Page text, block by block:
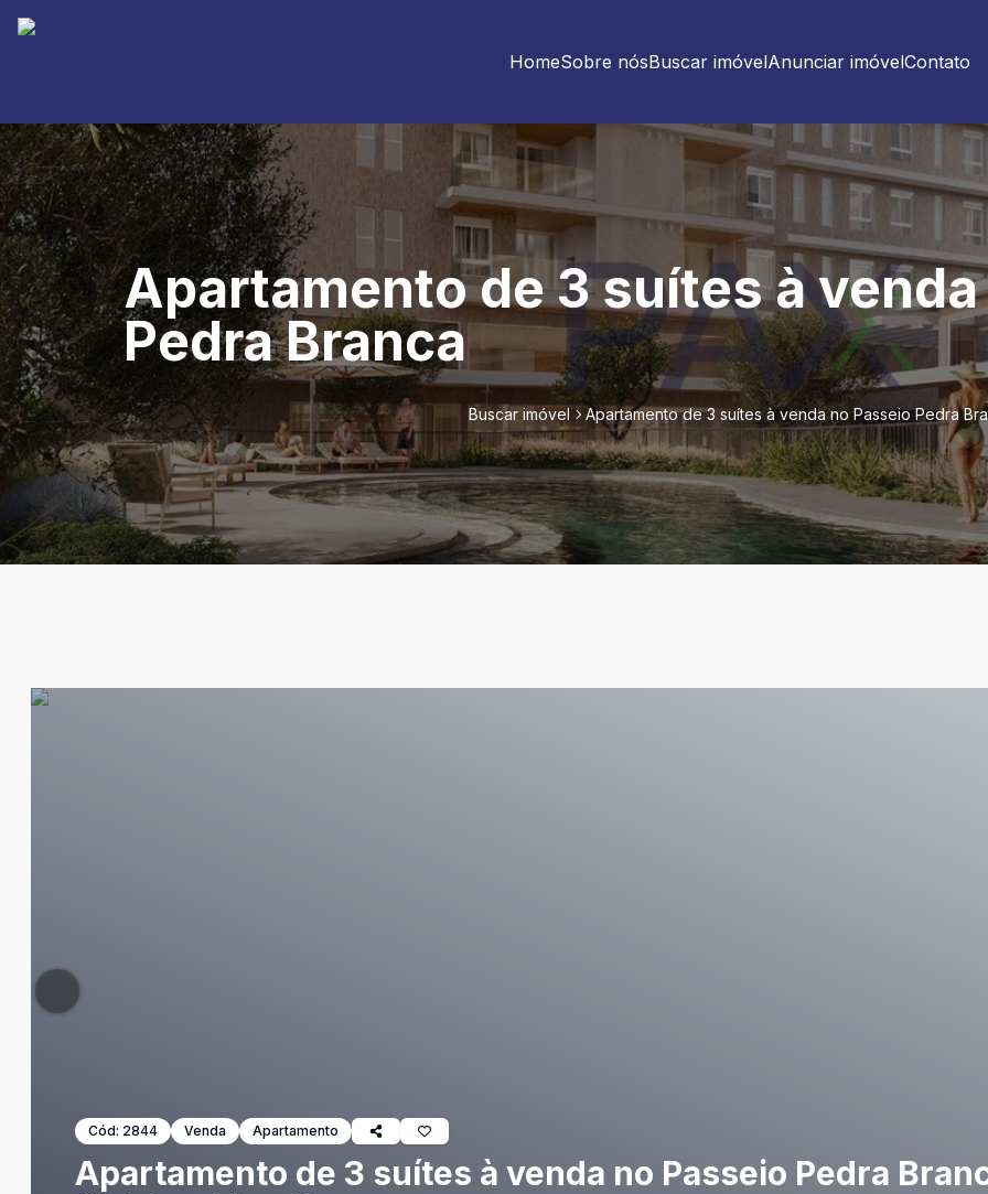
HomeSobre nósBuscar imóvelAnunciar imóvelContato
Apartamento de 3 suítes à
Pedra Branca
Buscar imóvel Apartamento de 3 suítes à venda no Passeio Pedra
Cód: 2844 Venda Apartamento
Apartamento de 3 suítes à venda no Passeio Pedra